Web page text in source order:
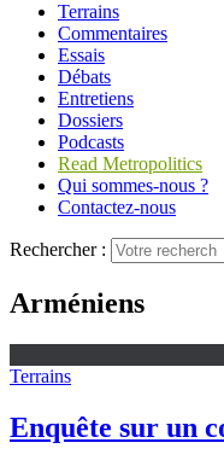
Terrains
Commentaires
Essais
Débats
Entretiens
Dossiers
Podcasts
Read Metropolitics
Qui sommes-nous ?
Contactez-nous
Rechercher :
Arméniens
Terrains
Enquête sur un